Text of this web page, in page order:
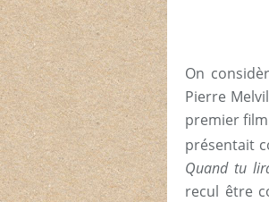
On
Pierre
premier
présentait
Quand tu
recul être